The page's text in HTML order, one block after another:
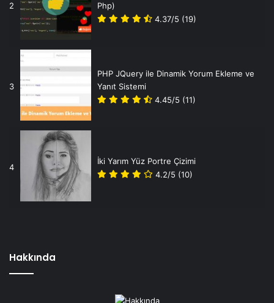
2
Php)
4.37/5 (19)
3
PHP JQuery ile Dinamik Yorum Ekleme ve
Yanıt Sistemi
4.45/5 (11)
4
İki Yarım Yüz Portre Çizimi
4.2/5 (10)
Hakkında